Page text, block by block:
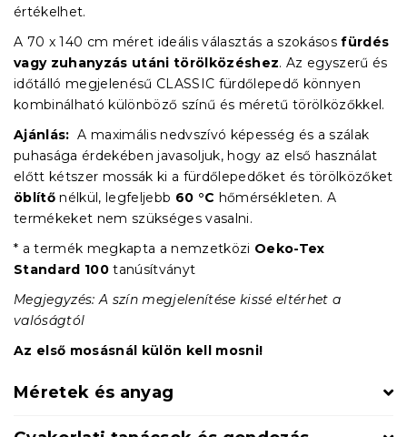
értékelhet.
A 70 x 140 cm méret ideális választás a szokásosfürdés
vagy zuhanyzás utáni törölközéshez. Az egyszerű és
időtálló megjelenésű CLASSIC fürdőlepedő könnyen
kombinálható különböző színű és méretű törölközőkkel.
Ajánlás: A maximális nedvszívó képesség és a szálak
puhasága érdekében javasoljuk, hogy az első használat
előtt kétszer mossák ki a fürdőlepedőket és törölközőket
öblítő nélkül, legfeljebb 60 °C hőmérsékleten. A
termékeket nem szükséges vasalni.
* a termék megkapta a nemzetközi Oeko-Tex
Standard 100 tanúsítványt
Megjegyzés: A szín megjelenítése kissé eltérhet a
valóságtól
Az első mosásnál külön kell mosni!
Méretek és anyag